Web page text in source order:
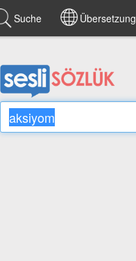
Suche Übersetzung